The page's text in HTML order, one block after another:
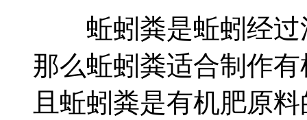
蚯蚓粪是蚯蚓经过
那么蚯蚓粪适合制作
且蚯蚓粪是有机肥